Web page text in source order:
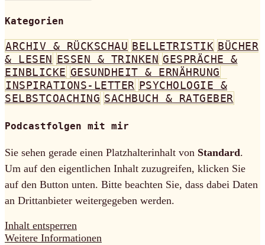
Kategorien
ARCHIV & RÜCKSCHAU BELLETRISTIK BÜCHER
& LESEN ESSEN & TRINKEN GESPRÄCHE &
EINBLICKE GESUNDHEIT & ERNÄHRUNG
INSPIRATIONS-LETTER PSYCHOLOGIE &
SELBSTCOACHING SACHBUCH & RATGEBER
Podcastfolgen mit mir
Sie sehen gerade einen Platzhalterinhalt von Standard.
Um auf den eigentlichen Inhalt zuzugreifen, klicken Sie
auf den Button unten. Bitte beachten Sie, dass dabei Daten
an Drittanbieter weitergegeben werden.
Inhalt entsperren
Weitere Informationen